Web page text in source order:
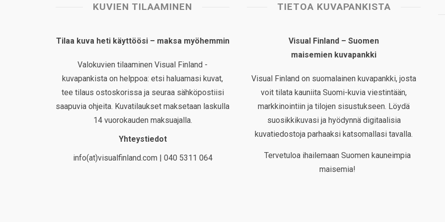
KUVIEN TILAAMINEN
Tilaa kuva heti käyttöösi – maksa myöhemmin
Valokuvien tilaaminen Visual Finland -
kuvapankista on helppoa: etsi haluamasi kuvat,
tee tilaus ostoskorissa ja seuraa sähköpostiisi
saapuvia ohjeita. Kuvatilaukset maksetaan laskulla
14 vuorokauden maksuajalla.
Yhteystiedot
info(at)visualfinland.com | 040 5311 064
TIETOA KUVAPANKISTA
Visual Finland – Suomen
maisemien kuvapankki
Visual Finland on suomalainen kuvapankki, josta
voit tilata kauniita Suomi-kuvia viestintään,
markkinointiin ja tilojen sisustukseen. Löydä
suosikkikuvasi ja hyödynnä digitaalisia
kuvatiedostoja parhaaksi katsomallasi tavalla.
Tervetuloa ihailemaan Suomen kauneimpia
maisemia!